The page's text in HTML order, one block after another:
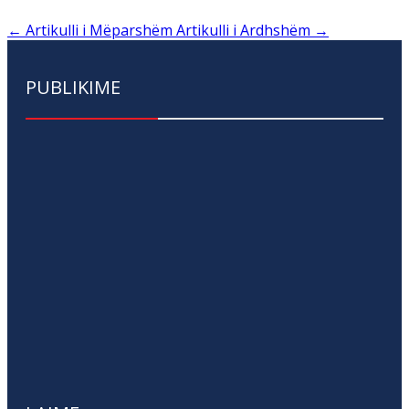
← Artikulli i Mëparshëm Artikulli i Ardhshëm →
PUBLIKIME